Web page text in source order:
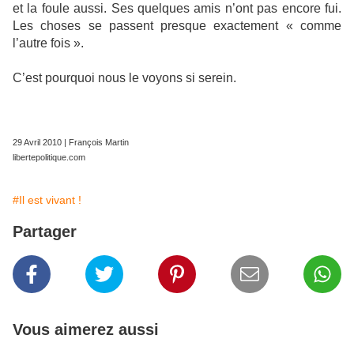
et la foule aussi. Ses quelques amis n’ont pas encore fui.
Les choses se passent presque exactement « comme
l’autre fois ».
C’est pourquoi nous le voyons si serein.
29 Avril 2010 | François Martin
libertepolitique.com
#Il est vivant !
Partager
Vous aimerez aussi